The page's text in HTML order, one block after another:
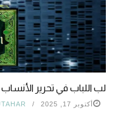
لب اللباب في تحرير
أكتوبر 17, 2025